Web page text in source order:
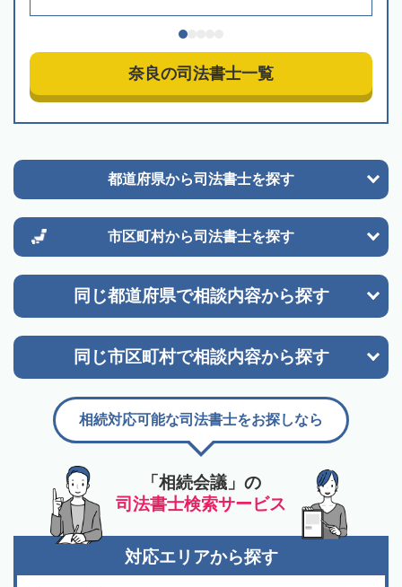
奈良の司法書士一覧
都道府県から司法書士を探す
市区町村から司法書士を探す
同じ都道府県で相談内容から探す
同じ市区町村で相談内容から探す
「相続会議」の
司法書士検索サービス
相続対応可能な司法書士をお探しなら
対応エリアから探す